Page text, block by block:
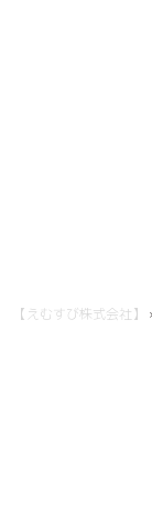
【えむすび株式会社】 ›